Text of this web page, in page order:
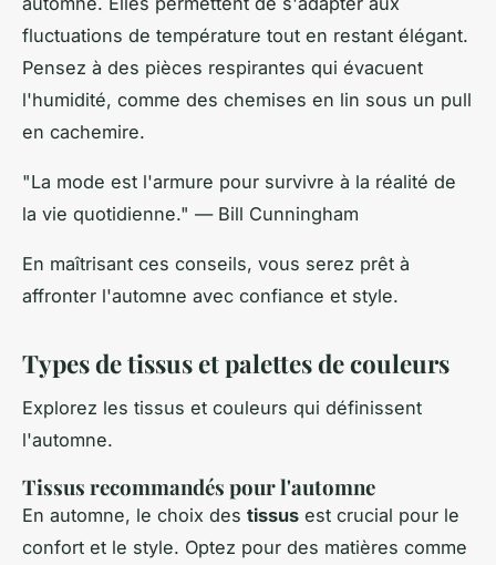
fluctuations de température tout en restant élégant.
Pensez à des pièces respirantes qui évacuent
l'humidité, comme des chemises en lin sous un pull
en cachemire.
"La mode est l'armure pour survivre à la réalité de
la vie quotidienne." — Bill Cunningham
En maîtrisant ces conseils, vous serez prêt à
affronter l'automne avec confiance et style.
Types de tissus et palettes de couleurs
Explorez les tissus et couleurs qui définissent
l'automne.
Tissus recommandés pour l'automne
En automne, le choix des tissus est crucial pour le
confort et le style. Optez pour des matières comme